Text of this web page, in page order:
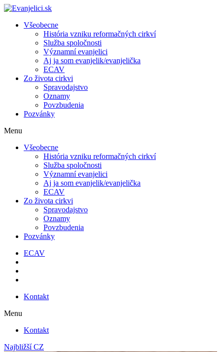
Všeobecne
História vzniku reformačných cirkví
Služba spoločnosti
Významní evanjelici
Aj ja som evanjelik/evanjelička
ECAV
Zo života cirkvi
Spravodajstvo
Oznamy
Povzbudenia
Pozvánky
Menu
Všeobecne
História vzniku reformačných cirkví
Služba spoločnosti
Významní evanjelici
Aj ja som evanjelik/evanjelička
ECAV
Zo života cirkvi
Spravodajstvo
Oznamy
Povzbudenia
Pozvánky
ECAV
Kontakt
Menu
Kontakt
Najbližší CZ